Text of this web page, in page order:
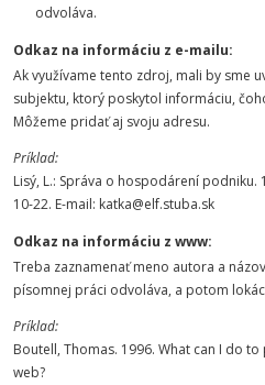
odvoláva.
Odkaz na informáciu z e-mailu:
Ak využívame tento zdroj, mali by sme
subjektu, ktorý poskytol informáciu,
Môžeme pridať aj svoju adresu.
Príklad:
Lisý, L.: Správa o hospodárení
10-22. E-mail: katka@elf.stuba.sk
Odkaz na informáciu z www:
Treba zaznamenať meno autora a
písomnej práci odvoláva, a potom
Príklad:
Boutell, Thomas. 1996. What can I do
web?